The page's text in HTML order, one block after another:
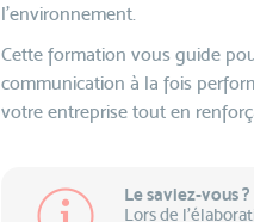
l’environnement.
Cette formation vous guide
communication à la fois
votre entreprise tout en
Le saviez-vous ?
Lors de